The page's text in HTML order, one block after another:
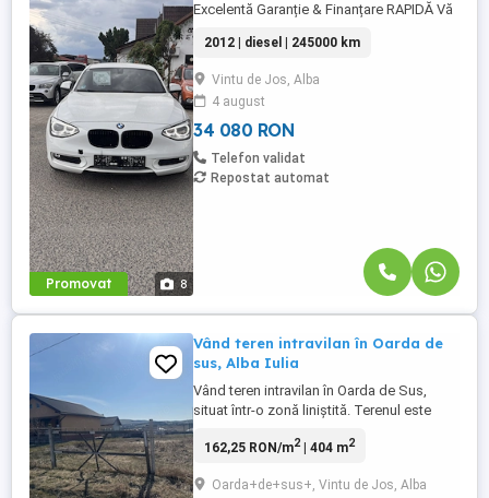
Promovat 8
Excelentă Garanție & Finanțare RAPIDĂ Vă
Seria 1, o mașină care îmbină perfect
dinamismul caracteristic mărcii cu
utilitatea unui hatchback compact. Ideală
atât pentru oraș, cât și pentru drumurile
lungi, mașina se află într-o ...
2012 | diesel | 245000 km
Vintu de Jos, Alba
4 august
34 080 RON
Telefon validat
Repostat automat
Vând teren intravilan în Oarda de
sus, Alba Iulia
Vând teren intravilan în Oarda de Sus,
situat într-o zonă liniștită. Terenul este
pentru construcție casă sau investiție.
Pentru detalii sunați la: sau mesaj privat.
162,25 RON/m2| 404 m2
Oarda+de+sus+, Vintu de Jos, Alba